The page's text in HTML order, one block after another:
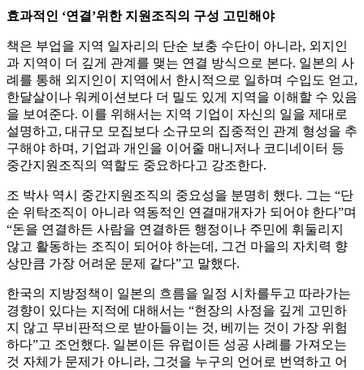
효과적인 ‘연결’위한 지원조직의 구성 고민해야
책은 부업을 지역 일자리의 단순 보충 수단이 아니라, 외지인
과 지역이 더 깊게 관계를 맺는 연결 방식으로 본다. 일본의 사
례를 통해 외지인이 지역에서 한시적으로 일하며 수입도 얻고,
한달살이나 워케이션보다 더 밀도 있게 지역을 이해할 수 있음
을 보여준다. 이를 위해서는 지역 기업이 자신의 일을 제대로
설명하고, 대규모 모집보다 소규모의 집중적인 관계 형성을 추
구해야 하며, 기업과 개인을 이어줄 매니저나 코디네이터 등
중간지원조직의 역할도 중요하다고 강조한다.
조 박사 역시 중간지원조직의 중요성을 분명히 했다. 그는 “단
순 위탁조직이 아니라 역동적인 연결매개자가 되어야 한다”며
“돈을 연결하든 사람을 연결하든 행정이나 주민에 휘둘리지
않고 활동하는 조직이 되어야 하는데, 그건 마을의 자치력 향
상만큼 가장 어려운 문제 같다”고 말했다.
한국의 지방정책이 일본의 흐름을 일정 시차를두고 따라가는
경향이 있다는 지적에 대해서는 “현장의 사정을 깊게 고민하
지 않고 무비판적으로 받아들이는 것, 베끼는 것이 가장 위험
하다”고 조언했다. 일본이든 유럽이든 성공 사례를 가져오는
것 자체가 문제가 아니라, 그것을 누구의 언어로 번역하고 어